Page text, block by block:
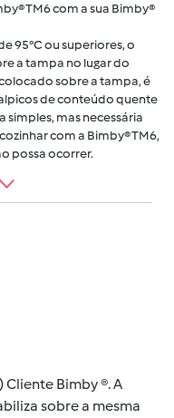
TM6 com a sua Bimby®
95°C ou superiores, o
a tampa no lugar do
sobre a tampa, é
de conteúdo quente
mas necessária
com a Bimby® TM6,
possa ocorrer.
Bimby ®. A
sobre a mesma